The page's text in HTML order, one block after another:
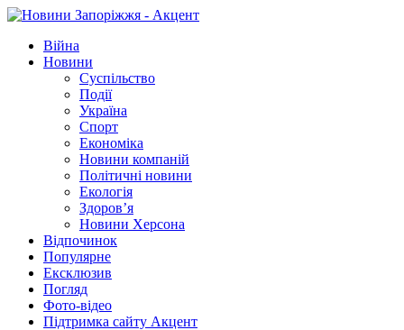
Війна
Новини
Суспільство
Події
Україна
Спорт
Економіка
Новини компаній
Політичні новини
Екологія
Здоров’я
Новини Херсона
Відпочинок
Популярне
Ексклюзив
Погляд
Фото-відео
Підтримка сайту Акцент